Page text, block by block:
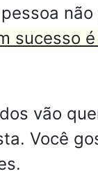
sucesso
vão
Você